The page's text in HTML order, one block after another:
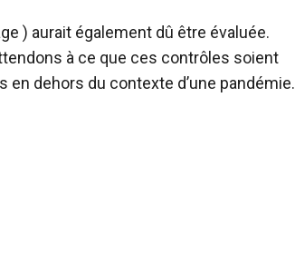
) aurait également dû être évaluée.
à ce que ces contrôles soient
dehors du contexte d’une pandémie.